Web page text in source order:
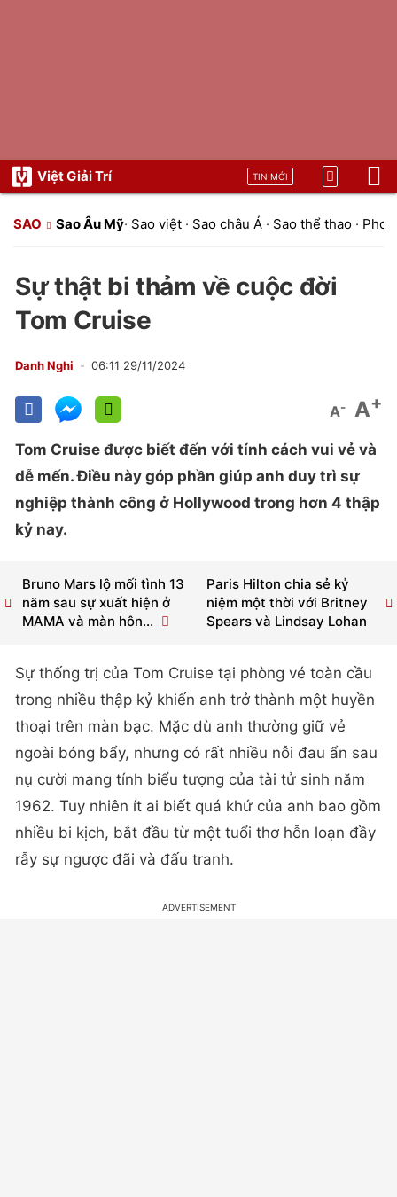
Việt Giải Trí TIN MỚI
SAO Sao Âu Mỹ· Sao việt · Sao châu Á · Sao thể thao ·
Sự thật bi thảm về cuộc đời
Tom Cruise
Danh Nghi 06:11 29/11/2024
A- A+
Tom Cruise được biết đến với tính cách vui vẻ và
dễ mến. Điều này góp phần giúp anh duy trì sự
nghiệp thành công ở Hollywood trong hơn 4 thập
kỷ nay.
Paris Hilton chia sẻ kỷ
niệm một thời với Britney
Spears và Lindsay Lohan
Bruno Mars lộ mối tình 13
năm sau sự xuất hiện ở
MAMA và màn hôn...
Sự thống trị của Tom Cruise tại phòng vé toàn cầu
trong nhiều thập kỷ khiến anh trở thành một huyền
thoại trên màn bạc. Mặc dù anh thường giữ vẻ
ngoài bóng bẩy, nhưng có rất nhiều nỗi đau ẩn sau
nụ cười mang tính biểu tượng của tài tử sinh năm
1962. Tuy nhiên ít ai biết quá khứ của anh bao gồm
nhiều bi kịch, bắt đầu từ một tuổi thơ hỗn loạn đầy
rẫy sự ngược đãi và đấu tranh.